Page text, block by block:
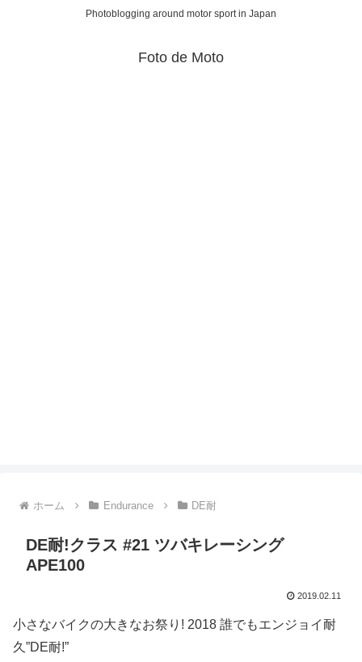
Photoblogging around motor sport in Japan
Foto de Moto
ホーム Endurance DE耐
DE耐!クラス #21 ツバキレーシング
APE100
2019.02.11
小さなバイクの大きなお祭り! 2018 誰でもエンジョイ耐
久”DE耐!”